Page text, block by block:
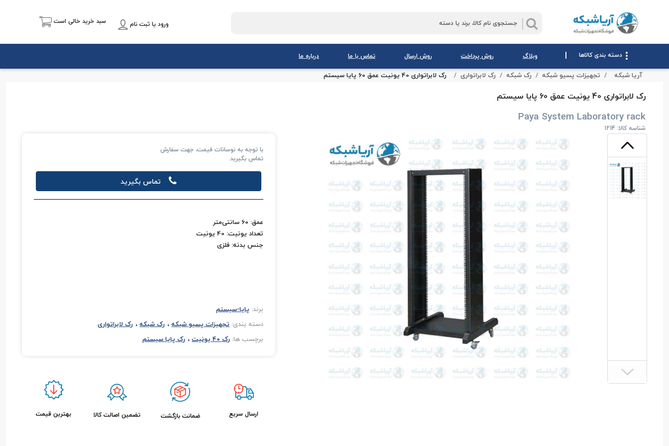
ورود یا ثبت نام سبد خرید خالی است
| وبلاگ روش پرداخت روش ارسال تماس با ما درباره ما دسته بندی کالاها
آریا شبکه تجهیزات پسیو شبکه رک شبکه رک لابراتواری رک لابراتواری 40 یونیت عمق 60 پایا سیستم
رک لابراتواری 40 یونیت عمق 60 پایا سیستم
Paya System Laboratory rack
شناسه کالا: 1214
با توجه به نوسانات قیمت، جهت سفارش
تماس بگیرید.
تماس بگیرید
عمق: 60 سانتی‌متر
تعداد یونیت: 40 یونیت
جنس بدنه: فلزی
برند: پایا-سیستم
دسته بندی: تجهیزات پسیو شبکه،رک شبکه،رک لابراتواری
برچسب ها: رک 40 یونیت ،رک پایا سیستم
ارسال سریع ضمانت بازگشت تضمین اصالت کالا بهترین قیمت